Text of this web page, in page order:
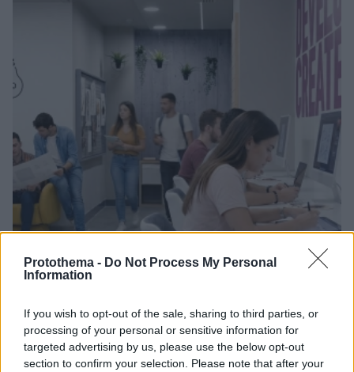
Protothema - Do Not Process My Personal
Information
If you wish to opt-out of the sale, sharing to third parties, or
processing of your personal or sensitive information for
targeted advertising by us, please use the below opt-out
section to confirm your selection. Please note that after your
Κάτι αλλάζει στον χάρτη της πανεπιστημιακής εκπαίδευσης
στην Ελλάδα
03.08.2026, 11:06